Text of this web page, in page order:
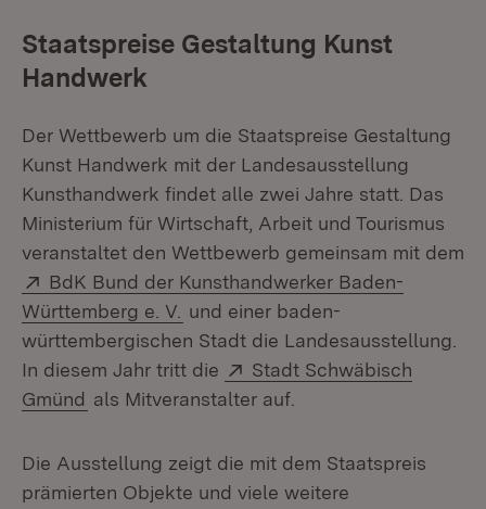
Staatspreise Gestaltung Kunst
Handwerk
Der Wettbewerb um die Staatspreise Gestaltung
Kunst Handwerk mit der Landesausstellung
Kunsthandwerk findet alle zwei Jahre statt. Das
Ministerium für Wirtschaft, Arbeit und Tourismus
veranstaltet den Wettbewerb gemeinsam mit dem
Extern:
BdK Bund der Kunsthandwerker Baden-
Württemberg e. V. (Öffnet in neuem Fenster)
und einer baden-
württembergischen Stadt die Landesausstellung.
In diesem Jahr tritt die
Extern:
Stadt Schwäbisch
Gmünd (Öffnet in neuem Fenster)
als Mitveranstalter auf.
Die Ausstellung zeigt die mit dem Staatspreis
prämierten Objekte und viele weitere